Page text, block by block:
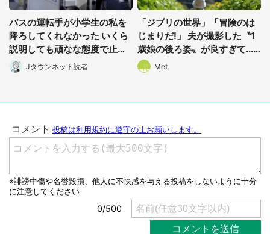
バスの運転手が小学生の私を
降ろしてくれなかった いくら
説明しても頑なな態度で止め
られ(北海道・50代女性)
Jタウンネット読者
「ジブリの世界」「冒険のは
じまりだ!」 夫が撮影した〝1
歳娘の後ろ姿〟が良すぎて...
4.8万人感激
Met